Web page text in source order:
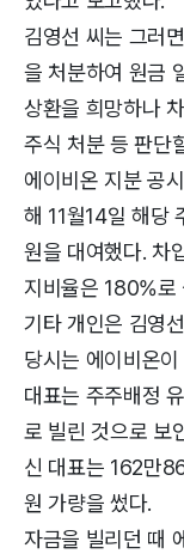
김영선 씨는 그러
을 처분하여 원금
상환을 희망하나
주식 처분 등 판단
에이비온 지분 공
해 11월14일 해당
원을 대여했다. 차
지비율은 180%로
기타 개인은 김영
당시는 에이비온
대표는 주주배정
로 빌린 것으로 보
신 대표는 162만
원 가량을 썼다.
자금을 빌리던 때